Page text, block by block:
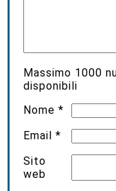
Massimo 1000
disponibili
Nome*
Email*
Sito
web